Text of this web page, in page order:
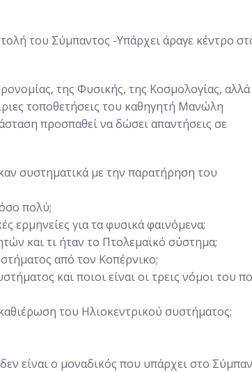
του Σύμπαντος -Υπάρχει άραγε κέντρο
της Φυσικής, της Κοσμολογίας, αλλά
τοποθετήσεις του καθηγητή Μανώλη
προσπαθεί να δώσει απαντήσεις σε
συστηματικά με την παρατήρηση του
πολύ;
ερμηνείες για τα φυσικά φαινόμενα;
και τι ήταν το Πτολεμαϊκό σύστημα;
από τον Κοπέρνικο;
και ποιοι είναι οι τρεις νόμοι του
του Ηλιοκεντρικού συστήματος;
είναι ο μοναδικός που υπάρχει στο Σύμπαν